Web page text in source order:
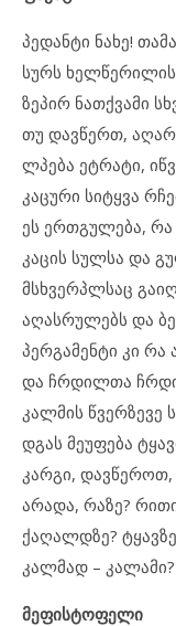
პედანტი ნახე!
სურს
ზეპირ ნათქვამი
თუ დავწერთ,
ლპება ეტრატი,
კაცური სიტყვა
ეს ერთგულება, რა
კაცის სულსა და
მსხვერპლსაც
აღასრულებს და
პერგამენტი კი
და ჩრდილთა
კალმის წვერზევე
დგას მეუფება
კარგი,
არადა, რაზე?
ქაღალდზე?
კალმად –
მეფისტოფელი